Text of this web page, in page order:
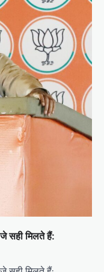
सही मिलते हैं: